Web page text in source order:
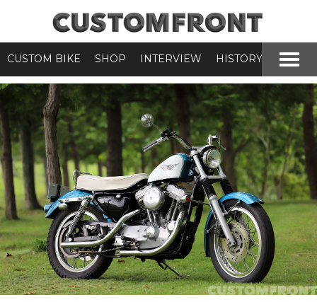
CUSTOM BIKE SHOP INTERVIEW HISTORY